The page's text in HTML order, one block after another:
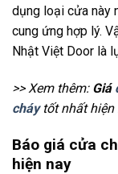
dụng loại cửa này
cung ứng hợp lý.
Nhật Việt Door là
>> Xem thêm: Giá
cháytốt nhất hiện
Báo giá cửa
hiện nay